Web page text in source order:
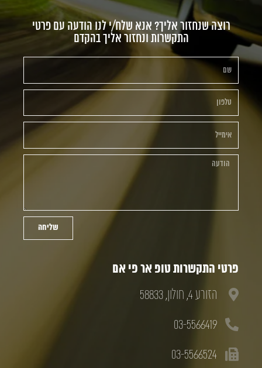
רוצה שנחזור אליך? אנא שלח/י לנו הודעה עם פרטי
התקשרות ונחזור אליך בהקדם
שליחה
פרטי התקשרות טופ אר פי אם
הזורע 4, חולון, 58833
03-5566419
03-5566524